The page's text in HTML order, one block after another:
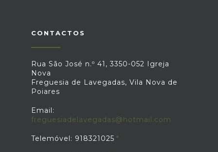
CONTACTOS
Rua São José n.º 41, 3350-052 Igreja
Nova
Freguesia de Lavegadas, Vila Nova de
Poiares
Email:
freguesiadelavegadas@hotmail.com
Telemóvel: 918321025